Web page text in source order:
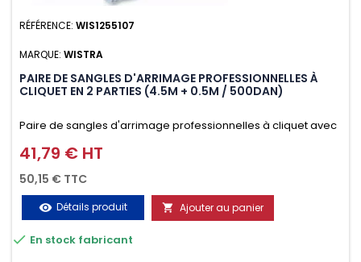
RÉFÉRENCE: WIS1255107
MARQUE: WISTRA
PAIRE DE SANGLES D'ARRIMAGE PROFESSIONNELLES À
CLIQUET EN 2 PARTIES (4.5M + 0.5M / 500DAN)
Paire de sangles d'arrimage professionnelles à cliquet avec
crochet en 2 parties (4.5M + 0.5M / 500daN), simple et rapide
d'utilisation. Permet d'arrimer et de sécuriser vos
chargements pendant le transport. Matière polyester très
résistante aux UV et aux variations de températures,
n'absorbe pas l'eau.
Prix
41,79 € HT
50,15 € TTC
visibility Détails produit  Ajouter au panier
 En stock fabricant